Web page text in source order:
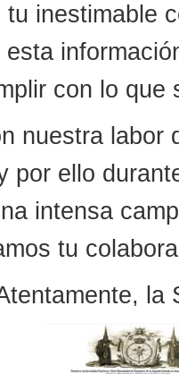
tu inestimable
con lo que
nuestra labor
por ello
intensa
tu
la